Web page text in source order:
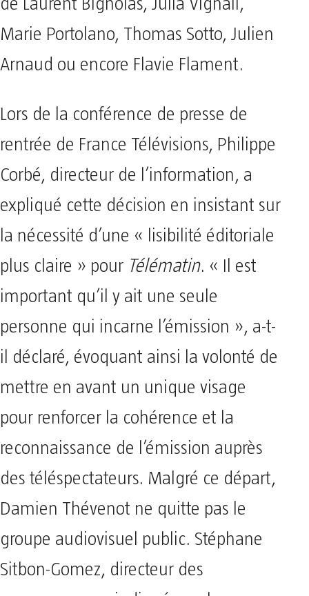
de Laurent Bignolas, Julia Vignali,
Marie Portolano, Thomas Sotto, Julien
Arnaud ou encore Flavie Flament.
Lors de la conférence de presse de
rentrée de France Télévisions, Philippe
Corbé, directeur de l’information, a
expliqué cette décision en insistant sur
la nécessité d’une « lisibilité éditoriale
plus claire » pour Télématin. « Il est
important qu’il y ait une seule
personne qui incarne l’émission », a-t-
il déclaré, évoquant ainsi la volonté de
mettre en avant un unique visage
pour renforcer la cohérence et la
reconnaissance de l’émission auprès
des téléspectateurs. Malgré ce départ,
Damien Thévenot ne quitte pas le
groupe audiovisuel public. Stéphane
Sitbon-Gomez, directeur des